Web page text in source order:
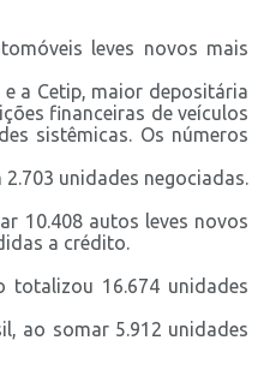
leves novos mais
a Cetip, maior depositária
financeiras de veículos
sistêmicas. Os números
unidades negociadas.
10.408 autos leves novos
a crédito.
totalizou 16.674 unidades
ao somar 5.912 unidades